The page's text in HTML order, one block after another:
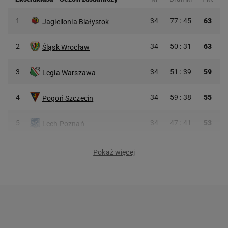
1 Jagiellonia Białystok 34 77 : 45 63
2 Śląsk Wrocław 34 50 : 31 63
3 Legia Warszawa 34 51 : 39 59
4 Pogoń Szczecin 34 59 : 38 55
5 Lech Poznań 34 47 : 41 53
Pokaż więcej